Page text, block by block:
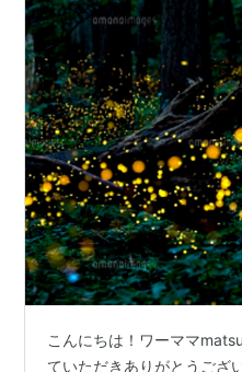
こんにちは！ワーママ
ていただきありがとうござ